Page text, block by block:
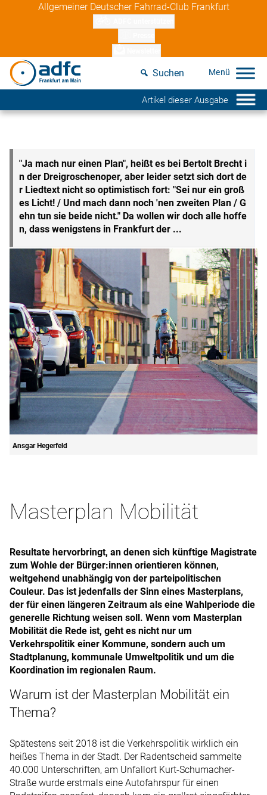
Allgemeiner Deutscher Fahrrad-Club Frankfurt
Suchen
Artikel dieser Ausgabe
"Ja mach nur einen Plan", heißt es bei Bertolt Brecht i
n der Dreigroschenoper, aber leider setzt sich dort de
r Liedtext nicht so optimistisch fort: "Sei nur ein groß
es Licht! / Und mach dann noch 'nen zweiten Plan / G
ehn tun sie beide nicht." Da wollen wir doch alle hoffe
n, dass wenigstens in Frankfurt der ...
Ansgar Hegerfeld
Masterplan Mobilität
Resultate hervorbringt, an denen sich künftige Magistrate
zum Wohle der Bürger:innen orientieren können,
weitgehend unabhängig von der parteipolitischen
Couleur. Das ist jedenfalls der Sinn eines Masterplans,
der für einen längeren Zeitraum als eine Wahlperiode die
generelle Richtung weisen soll. Wenn vom Masterplan
Mobilität die Rede ist, geht es nicht nur um
Verkehrspolitik einer Kommune, sondern auch um
Stadtplanung, kommunale Umweltpolitik und um die
Koordination im regionalen Raum.
Warum ist der Masterplan Mobilität ein
Thema?
Spätestens seit 2018 ist die Verkehrspolitik wirklich ein
heißes Thema in der Stadt. Der Radentscheid sammelte
40.000 Unterschriften, am Unfallort Kurt-Schumacher-
Straße wurde erstmals eine Autofahrspur für einen